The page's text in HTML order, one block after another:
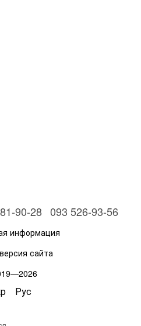
90-28 093 526-93-56
информация
сайта
Рус